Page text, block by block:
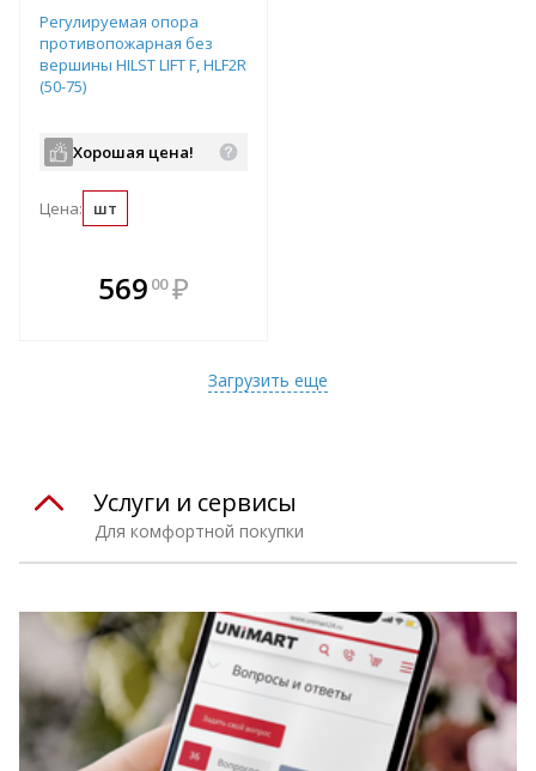
Регулируемая опора
противопожарная без
вершины HILST LIFT F, HLF2R
(50-75)
Хорошая цена!
Цена: шт
569 00 ₽
Загрузить еще
Для комфортной покупки
Услуги и сервисы